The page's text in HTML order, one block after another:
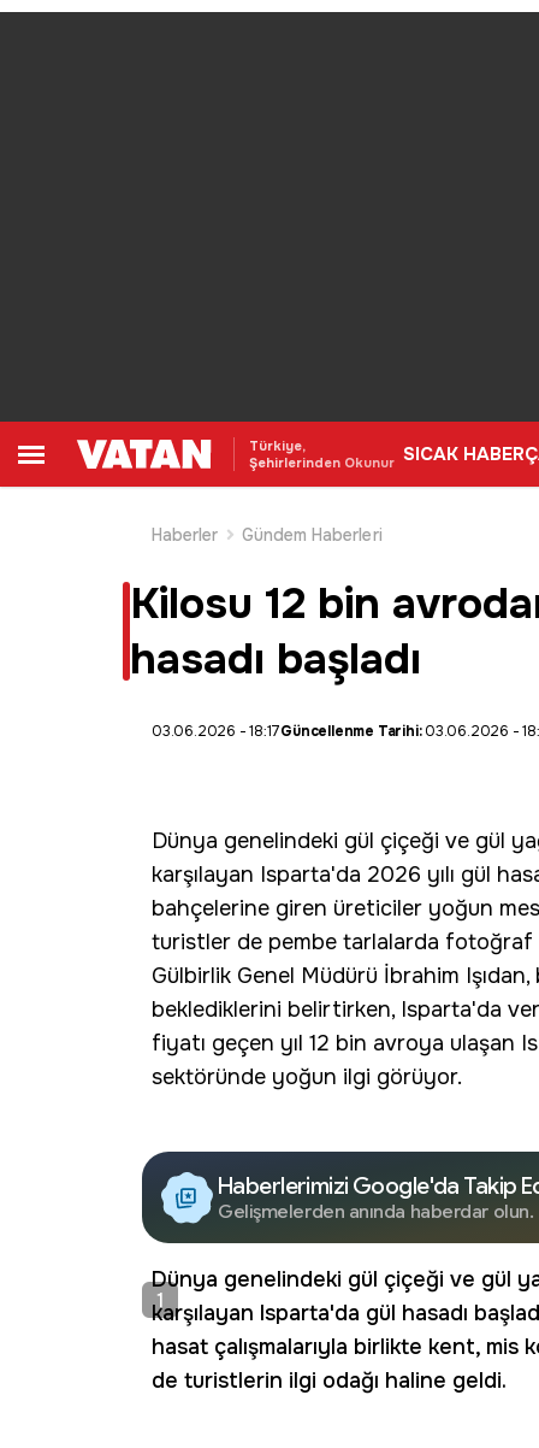
Türkiye,
Şehirlerinden Okunur SICAK HABER
Haberler Gündem Haberleri
Kilosu 12 bin
hasadı başladı
03.06.2026 - 18:17Güncellenme Tarihi:03.06.2026 -
Dünya genelindeki gül çiçeği ve gül
karşılayan Isparta'da 2026 yılı gül
bahçelerine giren üreticiler yoğun
turistler de pembe tarlalarda fotoğraf
Gülbirlik Genel Müdürü İbrahim
beklediklerini belirtirken, Isparta'da
fiyatı geçen yıl 12 bin avroya ulaşan
sektöründe yoğun ilgi görüyor.
Haberlerimizi Google'da Takip
Gelişmelerden anında haberdar olun.
1
Dünya genelindeki gül çiçeği ve gül
karşılayan Isparta'da gül hasadı
hasat çalışmalarıyla birlikte kent,
de turistlerin ilgi odağı haline geldi.